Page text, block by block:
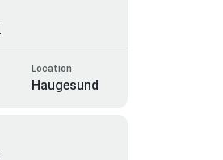
Location
Haugesund